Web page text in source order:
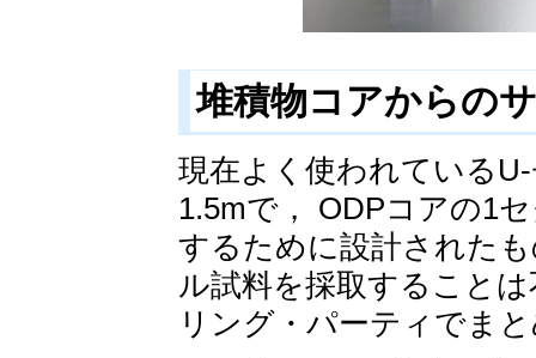
堆積物コアからの
現在よく使われている
1.5mで， ODPコアの1
するために設計された
ル試料を採取すること
リング・パーティでま